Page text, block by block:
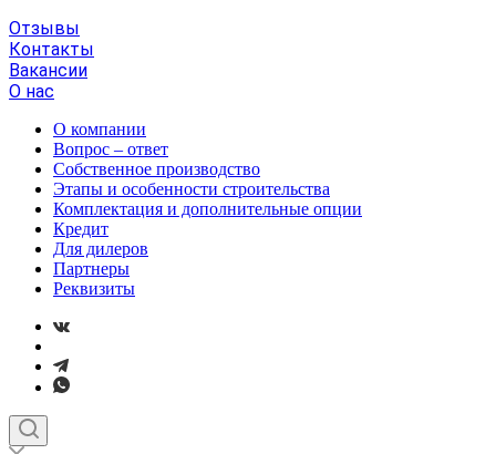
Отзывы
Контакты
Вакансии
О нас
О компании
Вопрос – ответ
Собственное производство
Этапы и особенности строительства
Комплектация и дополнительные опции
Кредит
Для дилеров
Партнеры
Реквизиты